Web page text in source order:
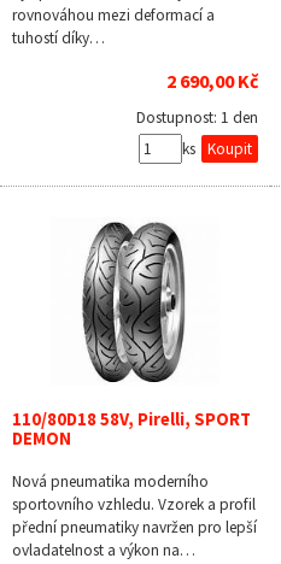
rovnováhou mezi deformací a
tuhostí díky…
2 690,00 Kč
Dostupnost: 1 den
ks
110/80D18 58V, Pirelli, SPORT
DEMON
Nová pneumatika moderního
sportovního vzhledu. Vzorek a profil
přední pneumatiky navržen pro lepší
ovladatelnost a výkon na…